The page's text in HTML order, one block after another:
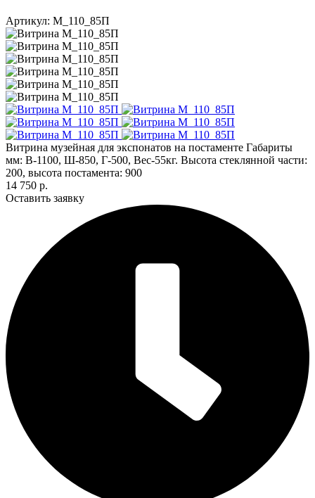
Артикул: М_110_85П
Витрина музейная для экспонатов на постаменте Габариты
мм: В-1100, Ш-850, Г-500, Вес-55кг. Высота стеклянной части:
200, высота постамента: 900
14 750 р.
Оставить заявку